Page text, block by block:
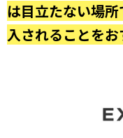
は目立たない場
入されることをお